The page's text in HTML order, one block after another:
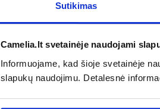
Sutikimas
Camelia.lt svetainėje naudojami
Informuojame, kad šioje svetainėje
slapukų naudojimu. Detalesnė